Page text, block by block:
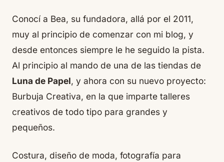
Conocí a Bea, su fundadora, allá por el 2011,
muy al principio de comenzar con mi blog, y
desde entonces siempre le he seguido la pista.
Al principio al mando de una de las tiendas de
Luna de Papel, y ahora con su nuevo proyecto:
Burbuja Creativa, en la que imparte talleres
creativos de todo tipo para grandes y
pequeños.
Costura, diseño de moda, fotografía para